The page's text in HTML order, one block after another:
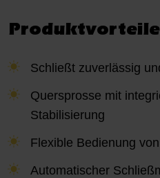
Produktvorteile
Schließt zuverlässig
Quersprosse mit
Stabilisierung
Flexible Bedienung
Automatischer